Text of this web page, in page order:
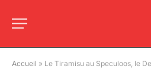
Accueil » Le Tiramisu au Speculoos, le Dessert